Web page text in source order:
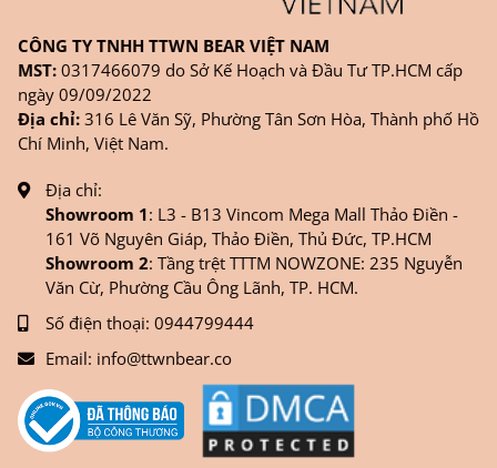
CÔNG TY TNHH TTWN BEAR VIỆT NAM
MST: 0317466079 do Sở Kế Hoạch và Đầu Tư TP.HCM cấp
ngày 09/09/2022
Địa chỉ: 316 Lê Văn Sỹ, Phường Tân Sơn Hòa, Thành phố Hồ
Chí Minh, Việt Nam.
Địa chỉ:
Showroom 1: L3 - B13 Vincom Mega Mall Thảo Điền -
161 Võ Nguyên Giáp, Thảo Điền, Thủ Đức, TP.HCM
Showroom 2: Tầng trệt TTTM NOWZONE: 235 Nguyễn
Văn Cừ, Phường Cầu Ông Lãnh, TP. HCM.
Số điện thoại: 0944799444
Email: info@ttwnbear.co